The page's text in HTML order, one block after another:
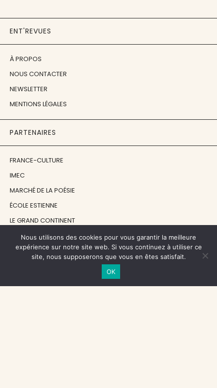
ENT'REVUES
À PROPOS
NOUS CONTACTER
NEWSLETTER
MENTIONS LÉGALES
PARTENAIRES
FRANCE-CULTURE
IMEC
MARCHÉ DE LA POÉSIE
ÉCOLE ESTIENNE
LE GRAND CONTINENT
DIACRITIK
EN ATTENDANT NADEAU
Nous utilisons des cookies pour vous garantir la meilleure
expérience sur notre site web. Si vous continuez à utiliser ce
site, nous supposerons que vous en êtes satisfait.
OK